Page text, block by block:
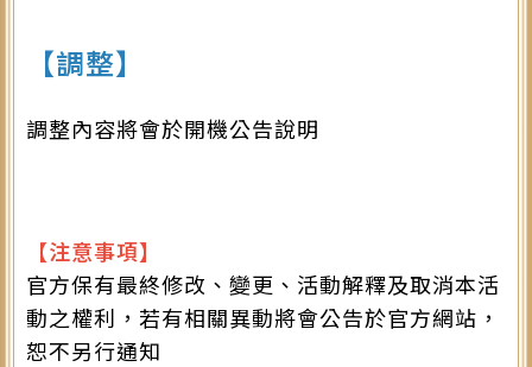
【調整】
調整內容將會於開機公告說明
【注意事項】
官方保有最終修改、變更、活動解釋及取消本活
動之權利，若有相關異動將會公告於官方網站，
恕不另行通知